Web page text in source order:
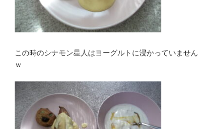
この時のシナモン星人はヨーグルトに浸かっていません
ｗ